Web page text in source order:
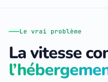
Le vrai problème
La vitesse